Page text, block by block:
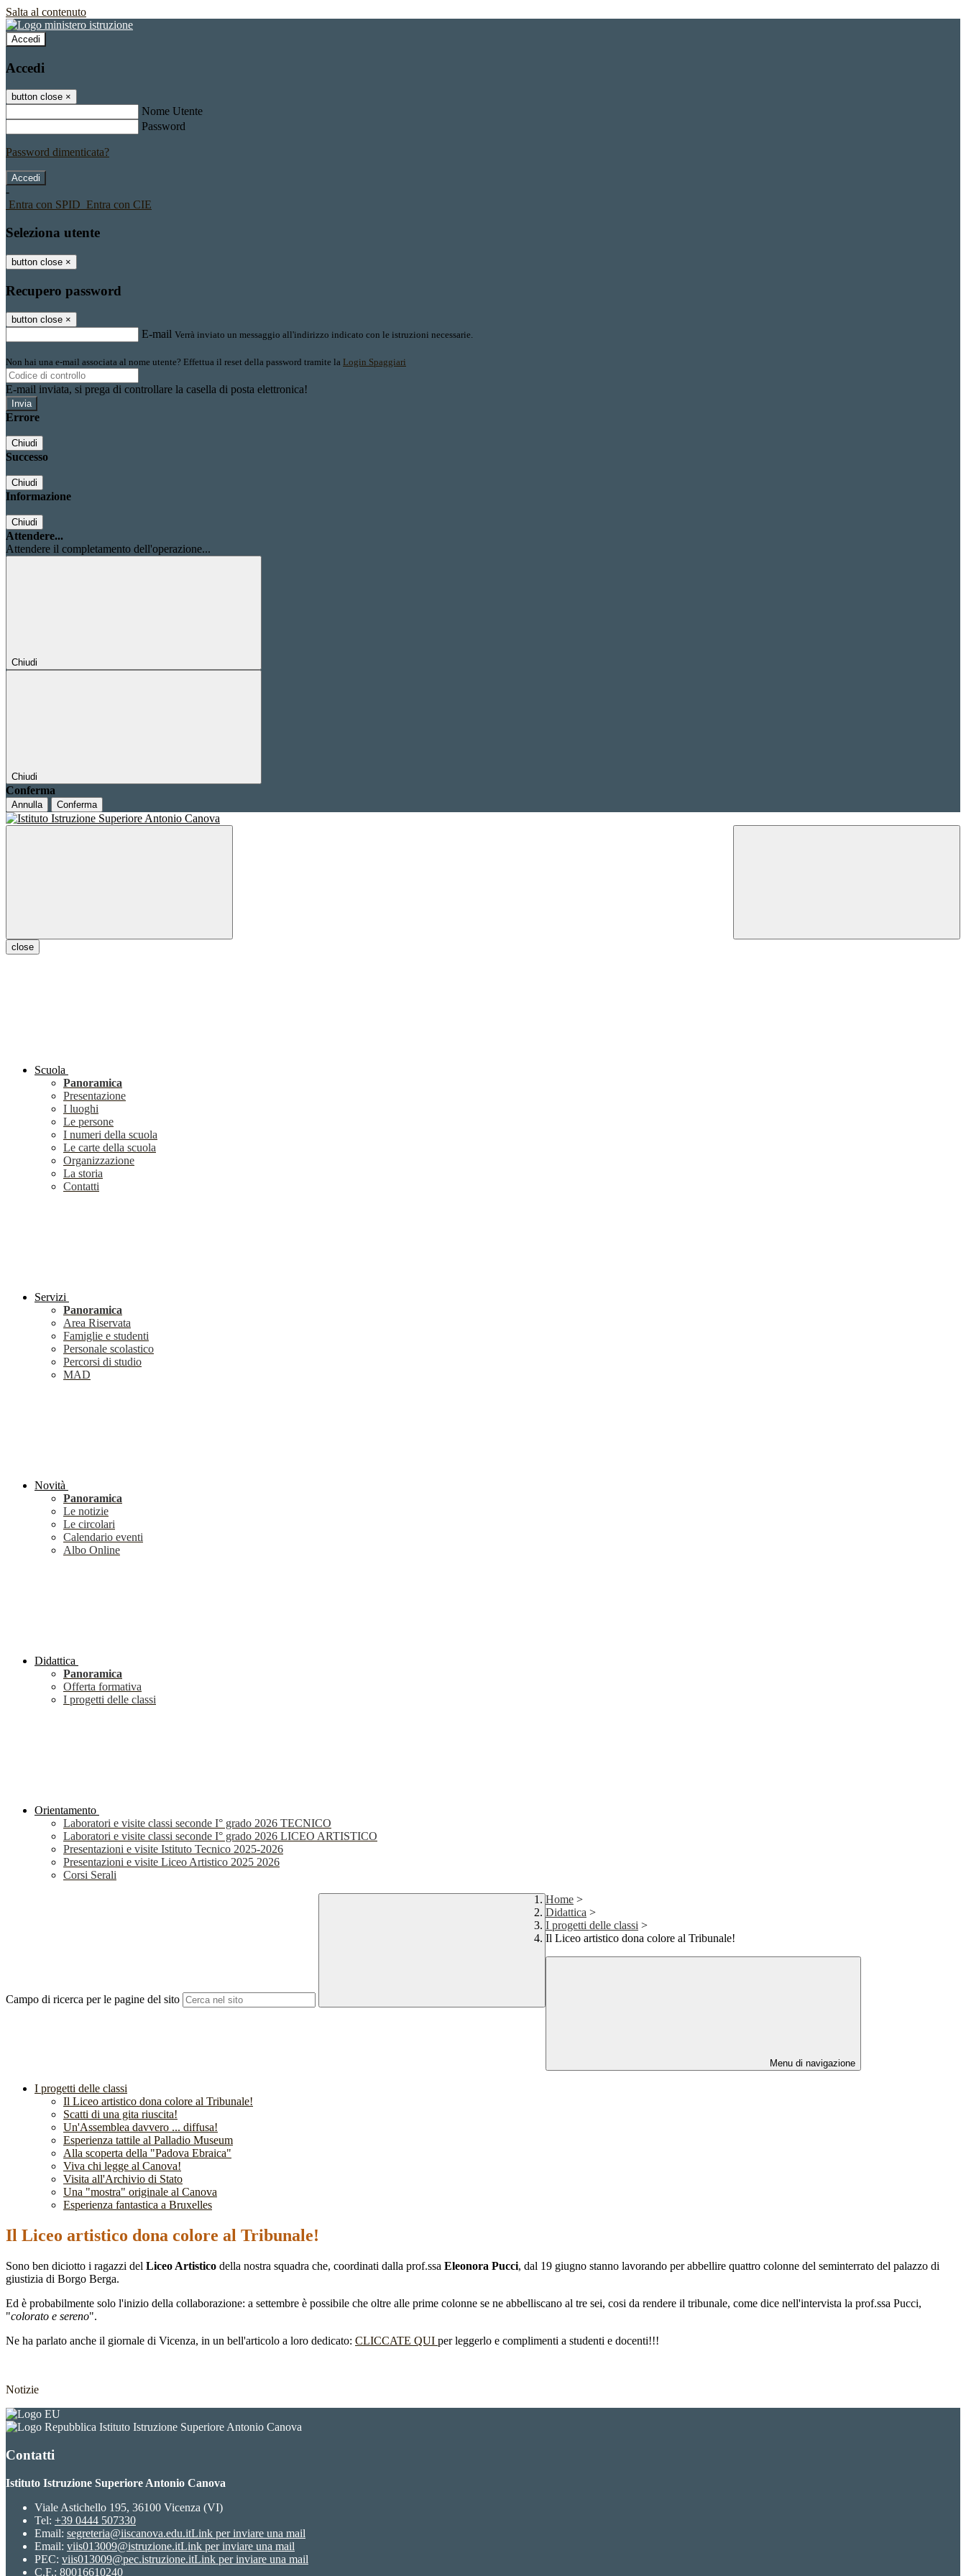
Salta al contenuto
Accedi
Accedi
button close ×
Nome Utente
Password
Password dimenticata?
-
Entra con SPID Entra con CIE
Seleziona utente
button close ×
Recupero password
button close ×
E-mail Verrà inviato un messaggio all'indirizzo indicato con le istruzioni necessarie.
Non hai una e-mail associata al nome utente? Effettua il reset della password tramite la Login Spaggiari
E-mail inviata, si prega di controllare la casella di posta elettronica!
Errore
Chiudi
Successo
Chiudi
Informazione
Chiudi
Attendere...
Attendere il completamento dell'operazione...
Chiudi
Chiudi
Conferma
Annulla Conferma
close
Scuola
Panoramica
Presentazione
I luoghi
Le persone
I numeri della scuola
Le carte della scuola
Organizzazione
La storia
Contatti
Servizi
Panoramica
Area Riservata
Famiglie e studenti
Personale scolastico
Percorsi di studio
MAD
Novità
Panoramica
Le notizie
Le circolari
Calendario eventi
Albo Online
Didattica
Panoramica
Offerta formativa
I progetti delle classi
Orientamento
Laboratori e visite classi seconde I° grado 2026 TECNICO
Laboratori e visite classi seconde I° grado 2026 LICEO ARTISTICO
Presentazioni e visite Istituto Tecnico 2025-2026
Presentazioni e visite Liceo Artistico 2025 2026
Corsi Serali
Campo di ricerca per le pagine del sito
Home >
Didattica >
I progetti delle classi >
Il Liceo artistico dona colore al Tribunale!
Menu di navigazione
I progetti delle classi
Il Liceo artistico dona colore al Tribunale!
Scatti di una gita riuscita!
Un'Assemblea davvero ... diffusa!
Esperienza tattile al Palladio Museum
Alla scoperta della "Padova Ebraica"
Viva chi legge al Canova!
Visita all'Archivio di Stato
Una "mostra" originale al Canova
Esperienza fantastica a Bruxelles
Il Liceo artistico dona colore al Tribunale!
Sono ben diciotto i ragazzi del Liceo Artistico della nostra squadra che, coordinati dalla prof.ssa Eleonora Pucci, dal 19 giugno stanno lavorando per abbellire quattro colonne del seminterrato del palazzo di
giustizia di Borgo Berga.
Ed è probabilmente solo l'inizio della collaborazione: a settembre è possibile che oltre alle prime colonne se ne abbelliscano al tre sei, cosi da rendere il tribunale, come dice nell'intervista la prof.ssa Pucci,
"colorato e sereno".
Ne ha parlato anche il giornale di Vicenza, in un bell'articolo a loro dedicato: CLICCATE QUI per leggerlo e complimenti a studenti e docenti!!!
Notizie
Istituto Istruzione Superiore Antonio Canova
Contatti
Istituto Istruzione Superiore Antonio Canova
Viale Astichello 195, 36100 Vicenza (VI)
Tel: +39 0444 507330
Email: segreteria@iiscanova.edu.itLink per inviare una mail
Email: viis013009@istruzione.itLink per inviare una mail
PEC: viis013009@pec.istruzione.itLink per inviare una mail
C.F.: 80016610240